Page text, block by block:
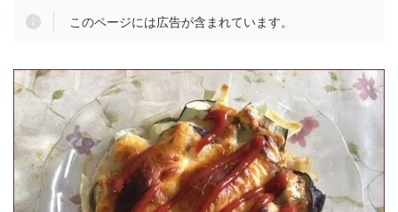
このページには広告が含まれています。